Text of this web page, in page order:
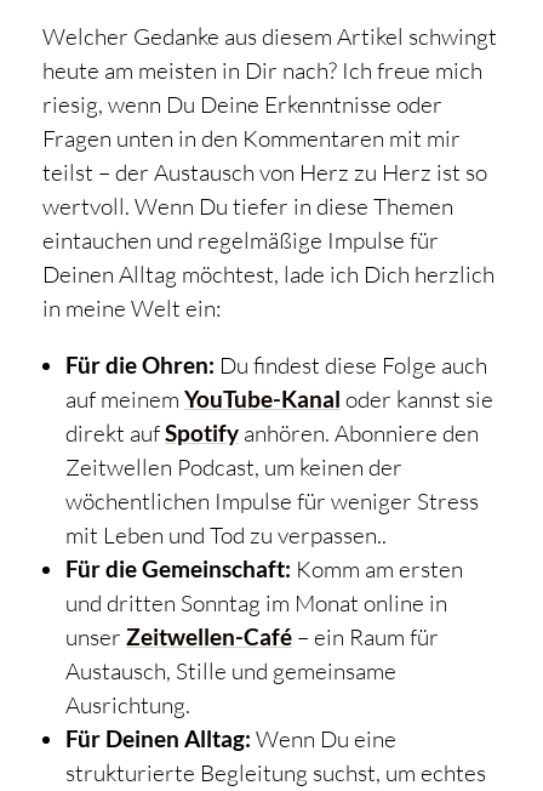
Welcher Gedanke aus diesem Artikel schwingt
heute am meisten in Dir nach? Ich freue mich
riesig, wenn Du Deine Erkenntnisse oder
Fragen unten in den Kommentaren mit mir
teilst – der Austausch von Herz zu Herz ist so
wertvoll. Wenn Du tiefer in diese Themen
eintauchen und regelmäßige Impulse für
Deinen Alltag möchtest, lade ich Dich herzlich
in meine Welt ein:
Für die Ohren: Du findest diese Folge auch
auf meinem YouTube-Kanal oder kannst sie
direkt aufSpotifyanhören. Abonniere den
Zeitwellen Podcast, um keinen der
wöchentlichen Impulse für weniger Stress
mit Leben und Tod zu verpassen..
Für die Gemeinschaft: Komm am ersten
und dritten Sonntag im Monat online in
unser Zeitwellen-Café– ein Raum für
Austausch, Stille und gemeinsame
Ausrichtung.
Für Deinen Alltag: Wenn Du eine
strukturierte Begleitung suchst, um echtes